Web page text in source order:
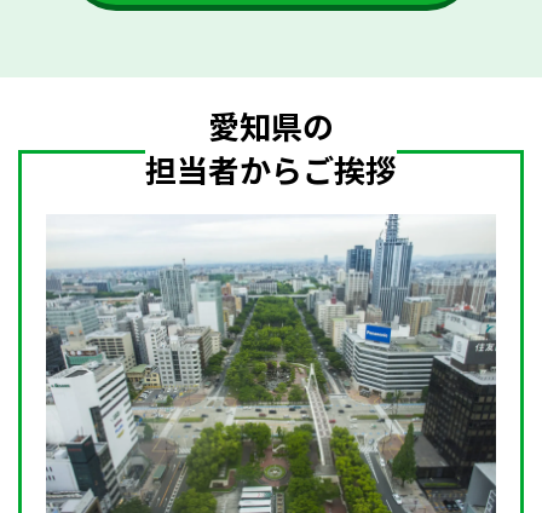
愛知県の
担当者からご挨拶